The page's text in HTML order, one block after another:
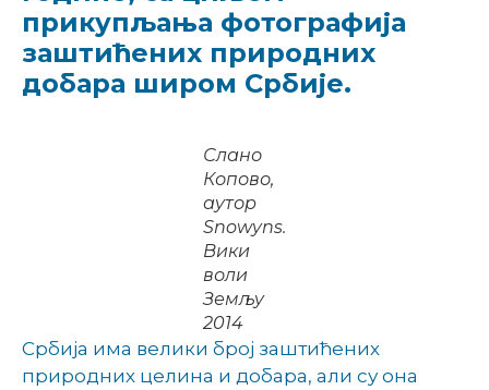
прикупљања фотографија
заштићених природних
добара широм Србије.
Слано
Копово,
аутор
Snowyns.
Вики
воли
Земљу
2014
Србија има велики број заштићених
природних целина и добара, али су она